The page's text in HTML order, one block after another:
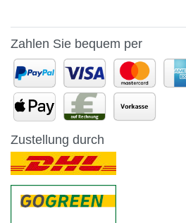
Zahlen Sie bequem per
Zustellung durch